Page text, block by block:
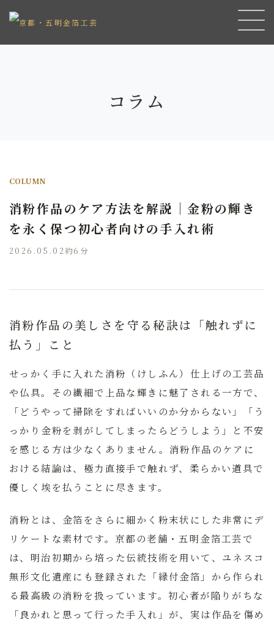
コラム
COLUMN
消粉作品のケア方法を解説｜金粉の輝き
を永く保つ初心者向けの手入れ術
2026.05.02約6分
消粉作品の美しさを守る秘訣は「触れずに
払う」こと
せっかく手に入れた消粉（けしふん）仕上げの工芸品
や仏具。その繊細で上品な輝きに魅了される一方で、
「どうやって掃除をすればいいのか分からない」「う
っかり金粉を剥がしてしまったらどうしよう」と不安
を感じる方は少なくありません。 消粉作品のケアに
おける結論は、極力直接手で触れず、柔らかい道具で
優しく埃を払うことに尽きます。
消粉とは、金箔をさらに細かく粉末状にした非常にデ
リケートな素材です。京都の老舗・五明金箔工芸で
は、明治初期から培った伝統技術を用いて、ユネスコ
無形文化遺産にも登録された「縁付金箔」から作られ
る最高級の消粉を扱っています。初心者が陥りがちな
「良かれと思って行った手入れ」が、実は作品を傷め